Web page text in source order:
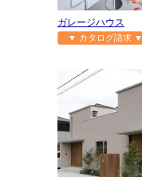
ガレージハウス
▼ カタログ請求 ▼